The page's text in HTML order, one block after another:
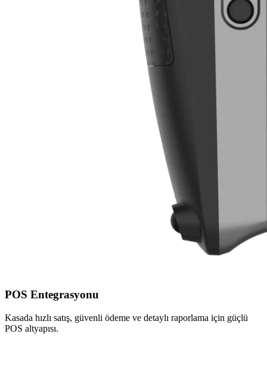
POS Entegrasyonu
Kasada hızlı satış, güvenli ödeme ve detaylı raporlama için güçlü
POS altyapısı.